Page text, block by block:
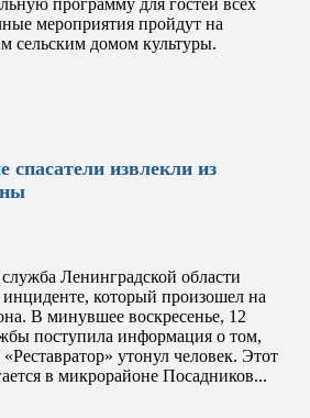
программу для гостей всех
мероприятия пройдут на
сельским домом культуры.
извлекли из
Ленинградской области
инциденте, который произошел на
В минувшее воскресенье, 12
поступила информация о том,
утонул человек. Этот
в микрорайоне Посадников...